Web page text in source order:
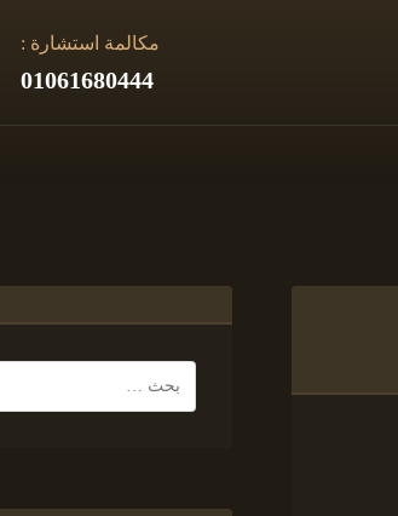
مكالمة استشارة :
01061680444